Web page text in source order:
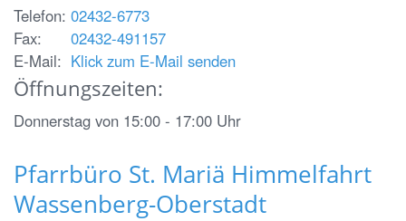
Telefon: 02432-6773
Fax:
02432-491157
E-Mail: Klick zum E-Mail senden
Öffnungszeiten:
Donnerstag von 15:00 - 17:00 Uhr
Pfarrbüro St. Mariä Himmelfahrt
Wassenberg-Oberstadt